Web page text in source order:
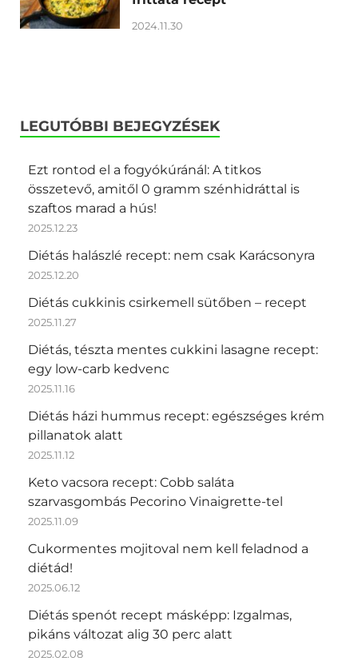
2024.11.30
LEGUTÓBBI BEJEGYZÉSEK
Ezt rontod el a fogyókúránál: A titkos
összetevő, amitől 0 gramm szénhidráttal is
szaftos marad a hús!
2025.12.23
Diétás halászlé recept: nem csak Karácsonyra
2025.12.20
Diétás cukkinis csirkemell sütőben – recept
2025.11.27
Diétás, tészta mentes cukkini lasagne recept:
egy low-carb kedvenc
2025.11.16
Diétás házi hummus recept: egészséges krém
pillanatok alatt
2025.11.12
Keto vacsora recept: Cobb saláta
szarvasgombás Pecorino Vinaigrette-tel
2025.11.09
Cukormentes mojitoval nem kell feladnod a
diétád!
2025.06.12
Diétás spenót recept másképp: Izgalmas,
pikáns változat alig 30 perc alatt
2025.02.08